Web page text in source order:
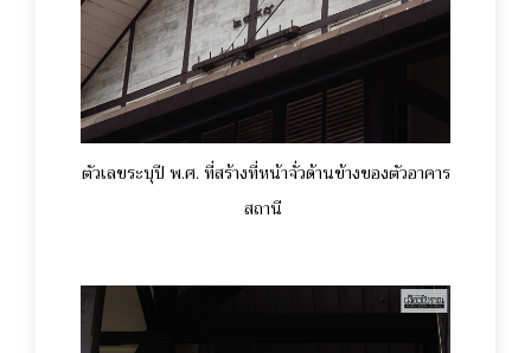
ตัวเลขระบุปี พ.ศ. ที่สร้างที่หน้าจั่วด้านข้างของตัวอาคาร
สถานี